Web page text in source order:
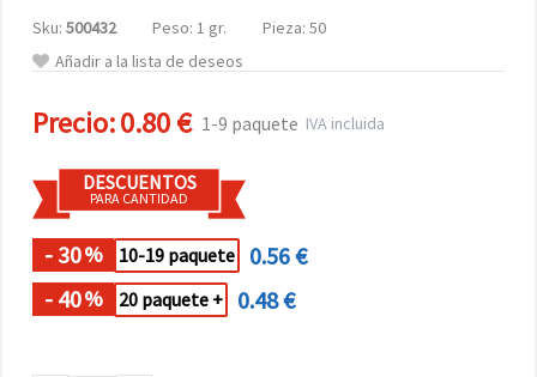
Sku: 500432 Peso: 1 gr.
Pieza: 50
Añadir a la lista de deseos
Precio:0.80 € 1-9 paquete IVA incluida
DESCUENTOS
PARA CANTIDAD
- 30% 10-19 paquete
0.56 €
- 40% 20 paquete + 0.48 €